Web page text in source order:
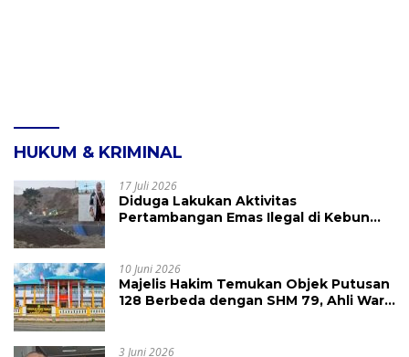
HUKUM & KRIMINAL
17 Juli 2026
Diduga Lakukan Aktivitas
Pertambangan Emas Ilegal di Kebun
10 Juni 2026
Majelis Hakim Temukan Objek Putusan
128 Berbeda dengan SHM 79, Ahli Waris
3 Juni 2026